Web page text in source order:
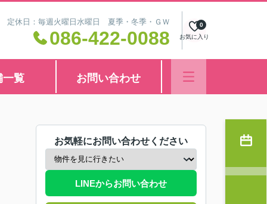
定休日：毎週火曜日水曜日 夏季・冬季・ＧＷ
086-422-0088 お気に入り
0
一覧 お問い合わせ
お気軽にお問い合わせください
LINEからお問い合わせ